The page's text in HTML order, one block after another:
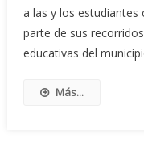
a las y los
parte de sus
educativas del
Más...